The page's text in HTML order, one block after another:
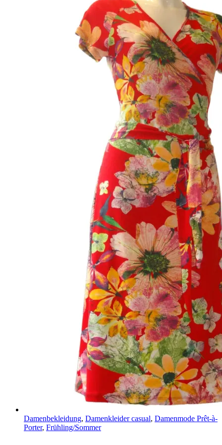
Damenbekleidung, Damenkleider casual, Damenmode Prêt-à-
Porter, Frühling/Sommer